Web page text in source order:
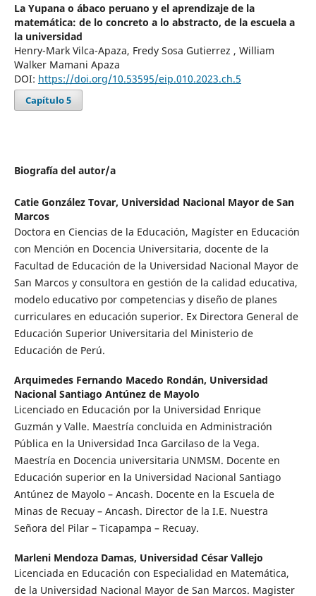
La Yupana o ábaco peruano y el aprendizaje de la
matemática: de lo concreto a lo abstracto, de la escuela a
la universidad
Henry-Mark Vilca-Apaza, Fredy Sosa Gutierrez , William
Walker Mamani Apaza
DOI: https://doi.org/10.53595/eip.010.2023.ch.5
Capítulo 5
Biografía del autor/a
Catie González Tovar, Universidad Nacional Mayor de San
Marcos
Doctora en Ciencias de la Educación, Magíster en Educación
con Mención en Docencia Universitaria, docente de la
Facultad de Educación de la Universidad Nacional Mayor de
San Marcos y consultora en gestión de la calidad educativa,
modelo educativo por competencias y diseño de planes
curriculares en educación superior. Ex Directora General de
Educación Superior Universitaria del Ministerio de
Educación de Perú.
Arquimedes Fernando Macedo Rondán, Universidad
Nacional Santiago Antúnez de Mayolo
Licenciado en Educación por la Universidad Enrique
Guzmán y Valle. Maestría concluida en Administración
Pública en la Universidad Inca Garcilaso de la Vega.
Maestría en Docencia universitaria UNMSM. Docente en
Educación superior en la Universidad Nacional Santiago
Antúnez de Mayolo – Ancash. Docente en la Escuela de
Minas de Recuay – Ancash. Director de la I.E. Nuestra
Señora del Pilar – Ticapampa – Recuay.
Marleni Mendoza Damas, Universidad César Vallejo
Licenciada en Educación con Especialidad en Matemática,
de la Universidad Nacional Mayor de San Marcos. Magister